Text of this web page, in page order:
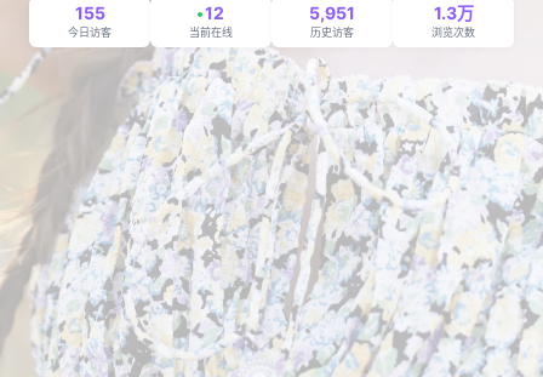
155
今日访客
12
当前在线
5,951
历史访客
1.3万
浏览次数